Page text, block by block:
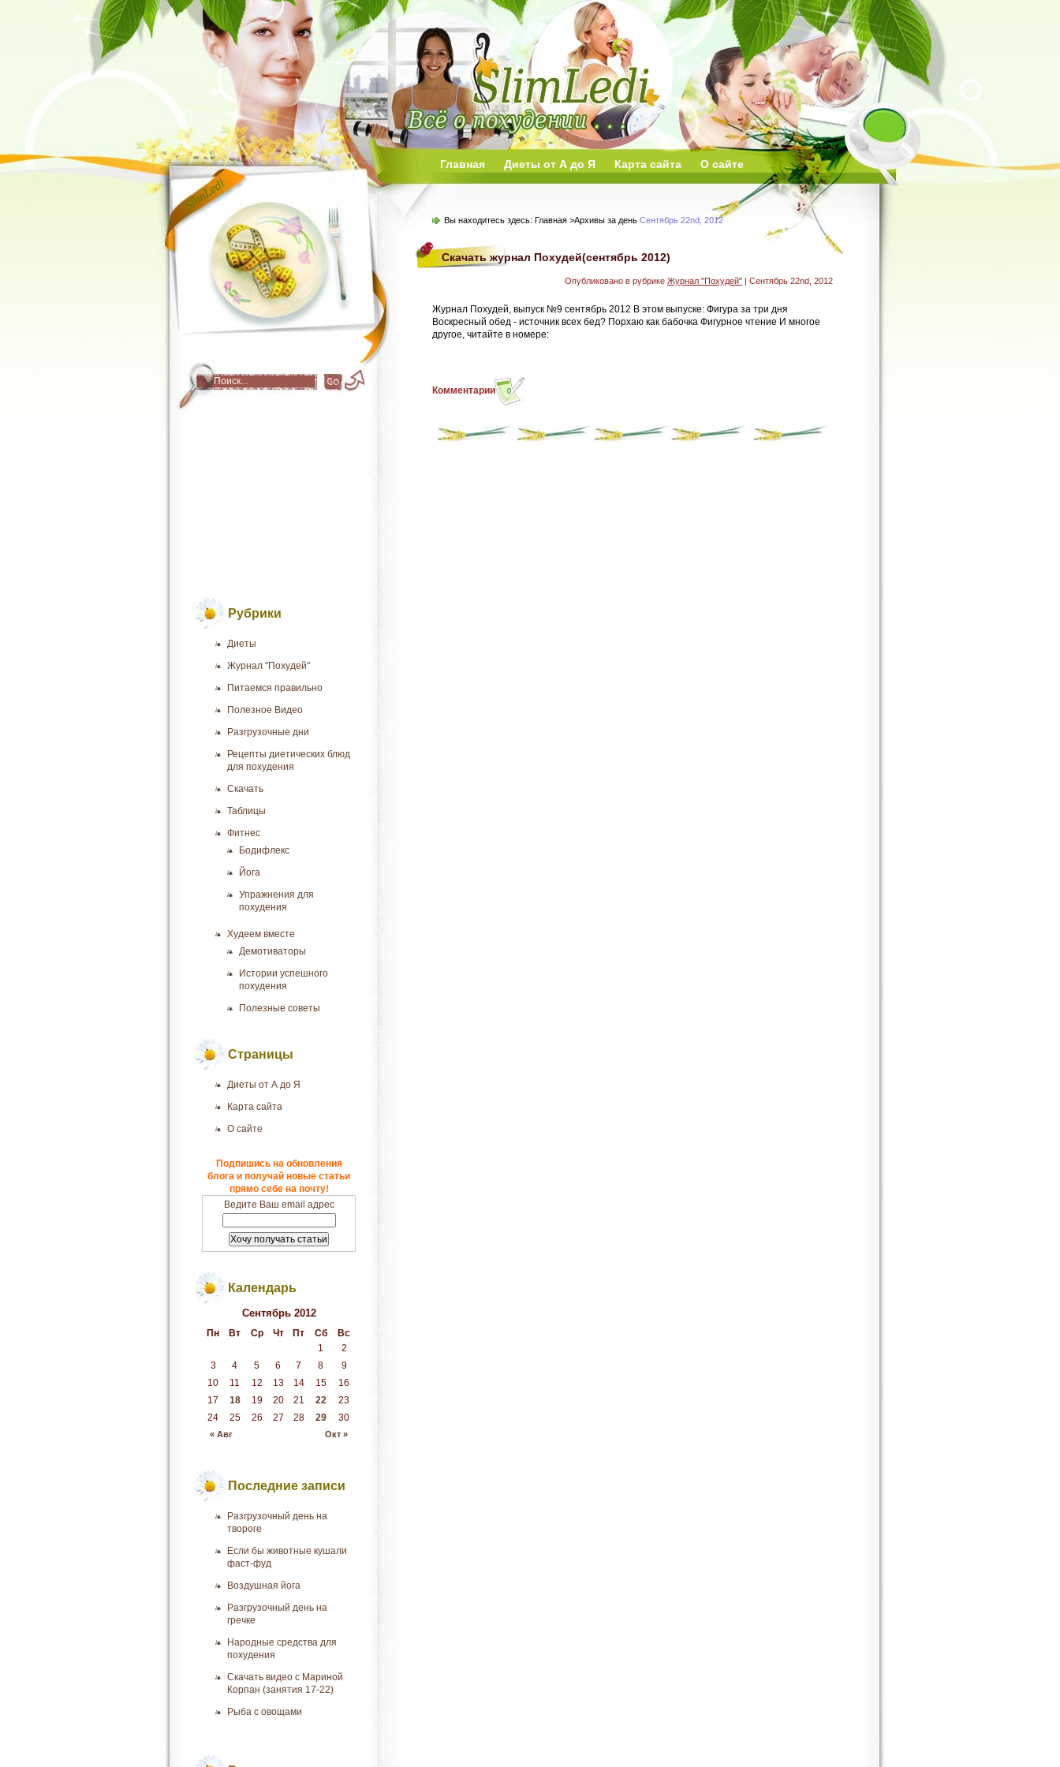
Главная Диеты от А до Я Карта сайта О сайте
Рубрики
Диеты
Журнал "Похудей"
Питаемся правильно
Полезное Видео
Разгрузочные дни
Рецепты диетических блюд
для похудения
Скачать
Таблицы
Фитнес
Бодифлекс
Йога
Упражнения для
похудения
Худеем вместе
Демотиваторы
Истории успешного
похудения
Полезные советы
Страницы
Диеты от А до Я
Карта сайта
О сайте
Подпишись на обновления
блога и получай новые статьи
прямо себе на почту!
Ведите Ваш email адрес
Календарь
Сентябрь 2012
Пн Вт Ср Чт Пт Сб Вс
« Авг Окт »
1
2
3
4 5 6 7 8
9
10
11 12 13 14 15
16
17
18 19 20 21 22
23
24
25 26 27 28 29 30
Последние записи
Разгрузочный день на
твороге
Если бы животные кушали
фаст-фуд
Воздушная йога
Разгрузочный день на
гречке
Народные средства для
похудения
Скачать видео с Мариной
Корпан (занятия 17-22)
Рыба с овощами
Вы находитесь здесь: Главная >Архивы за день Сентябрь 22nd, 2012
Скачать журнал Похудей(сентябрь 2012)
Опубликовано в рубрике Журнал "Похудей" | Сентябрь 22nd, 2012
Журнал Похудей, выпуск №9 сентябрь 2012 В этом выпуске: Фигура за три дня
Воскресный обед - источник всех бед? Порхаю как бабочка Фигурное чтение И многое
другое, читайте в номере:
Комментарии 0